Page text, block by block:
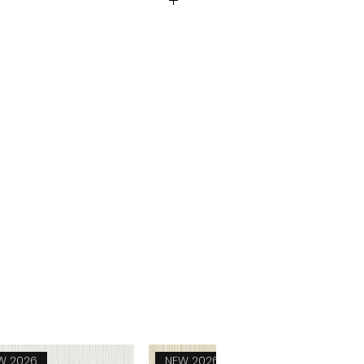
2026 NEW 2026